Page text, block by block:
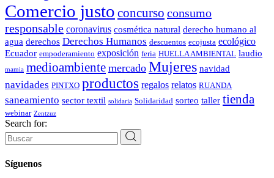
Comercio justo concurso consumo
responsable coronavirus cosmética natural derecho humano al
agua derechos Derechos Humanos descuentos ecojusta ecológico
Ecuador empoderamiento exposición feria HUELLA AMBIENTAL laudio
mamia medioambiente mercado Mujeres navidad
navidades PINTXO productos regalos relatos RUANDA
saneamiento sector textil solidaria Solidaridad sorteo taller tienda
webinar Zentzuz
Search for:
Síguenos